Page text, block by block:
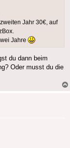
Jahr 30€, auf
Jahre
du dann beim
Oder musst du die